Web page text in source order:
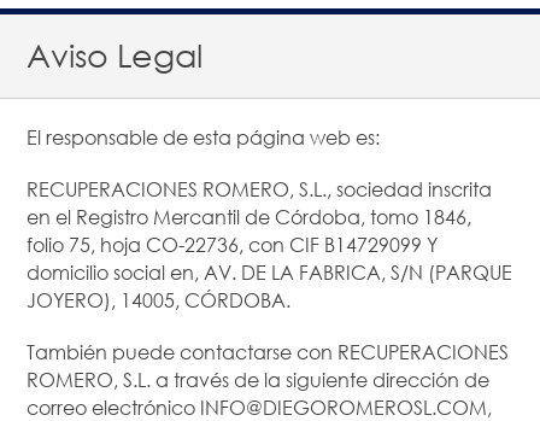
Aviso Legal
El responsable de esta página web es:
RECUPERACIONES ROMERO, S.L., sociedad inscrita
en el Registro Mercantil de Córdoba, tomo 1846,
folio 75, hoja CO-22736, con CIF B14729099 Y
domicilio social en, AV. DE LA FABRICA, S/N (PARQUE
JOYERO), 14005, CÓRDOBA.
También puede contactarse con RECUPERACIONES
ROMERO, S.L. a través de la siguiente dirección de
correo electrónico INFO@DIEGOROMEROSL.COM,